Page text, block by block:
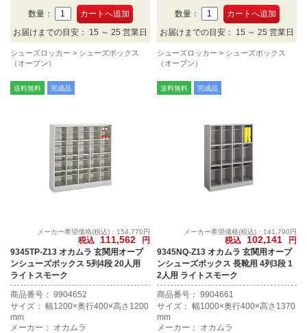
数量：
お届けまでの目安： 15 ～ 25 営業日
シューズロッカー
シューズボックス
（オープン）
数量：
お届けまでの目安： 15 ～ 25 営業日
シューズロッカー
シューズボックス
（オープン）
送料無料 完成品
メーカー希望価格(税込)：154,770円
税込 111,562
円
9345TP-Z13 オカムラ 玄関用オープ
ンシューズボックス 5列4段 20人用
ライトスモーク
商品番号： 9904652
サイズ： 幅1200×奥行400×高さ1200
mm
メーカー： オカムラ
送料無料 完成品
メーカー希望価格(税込)：141,790円
税込 102,141
円
9345NQ-Z13 オカムラ 玄関用オープ
ンシューズボックス 長靴用 4列3段 1
2人用 ライトスモーク
商品番号： 9904661
サイズ： 幅1000×奥行400×高さ1370
mm
メーカー： オカムラ